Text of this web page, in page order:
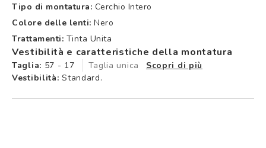
Tipo di montatura: Cerchio Intero
Colore delle lenti: Nero
Trattamenti: Tinta Unita
Vestibilità e caratteristiche della montatura
Taglia: 57 - 17 Taglia unica
Scopri di più
Vestibilità: Standard.